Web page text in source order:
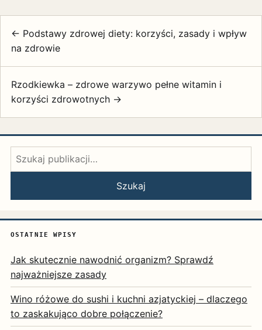
← Podstawy zdrowej diety: korzyści, zasady i wpływ
na zdrowie
Rzodkiewka – zdrowe warzywo pełne witamin i
korzyści zdrowotnych →
Szukaj:
Szukaj
OSTATNIE WPISY
Jak skutecznie nawodnić organizm? Sprawdź
najważniejsze zasady
Wino różowe do sushi i kuchni azjatyckiej – dlaczego
to zaskakująco dobre połączenie?